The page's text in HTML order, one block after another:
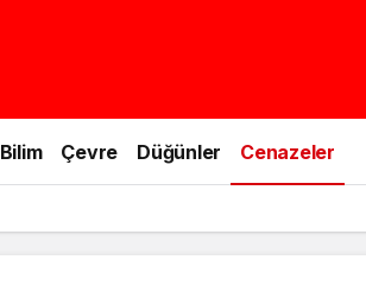
Bilim Çevre Düğünler Cenazeler